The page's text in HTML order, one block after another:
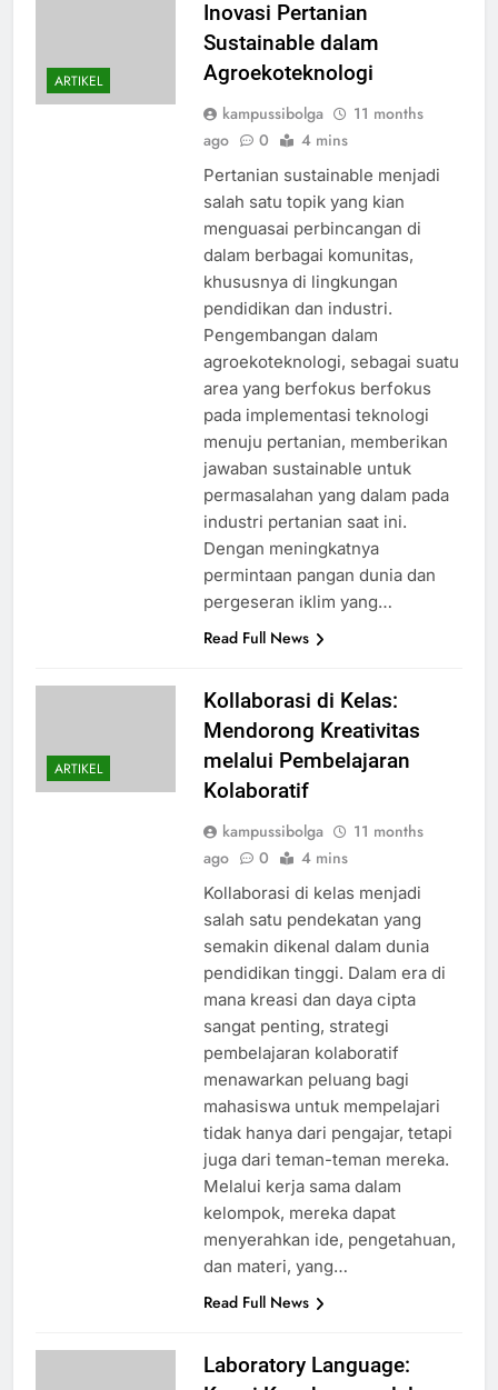
ARTIKEL
Inovasi Pertanian
Sustainable dalam
Agroekoteknologi
kampussibolga
11 months
ago
0 4 mins
Pertanian sustainable menjadi
salah satu topik yang kian
menguasai perbincangan di
dalam berbagai komunitas,
khususnya di lingkungan
pendidikan dan industri.
Pengembangan dalam
agroekoteknologi, sebagai suatu
area yang berfokus berfokus
pada implementasi teknologi
menuju pertanian, memberikan
jawaban sustainable untuk
permasalahan yang dalam pada
industri pertanian saat ini.
Dengan meningkatnya
permintaan pangan dunia dan
pergeseran iklim yang…
Read Full News
ARTIKEL
Kollaborasi di Kelas:
Mendorong Kreativitas
melalui Pembelajaran
Kolaboratif
kampussibolga
11 months
ago
0 4 mins
Kollaborasi di kelas menjadi
salah satu pendekatan yang
semakin dikenal dalam dunia
pendidikan tinggi. Dalam era di
mana kreasi dan daya cipta
sangat penting, strategi
pembelajaran kolaboratif
menawarkan peluang bagi
mahasiswa untuk mempelajari
tidak hanya dari pengajar, tetapi
juga dari teman-teman mereka.
Melalui kerja sama dalam
kelompok, mereka dapat
menyerahkan ide, pengetahuan,
dan materi, yang…
Read Full News
Laboratory Language: